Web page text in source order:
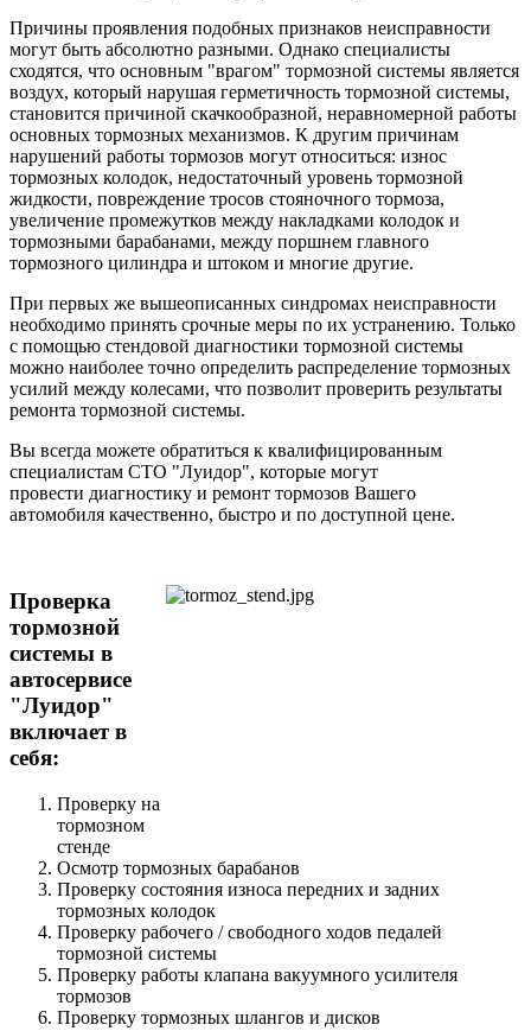
Причины проявления подобных признаков неисправности
могут быть абсолютно разными. Однако специалисты
сходятся, что основным "врагом" тормозной системы является
воздух, который нарушая герметичность тормозной системы,
становится причиной скачкообразной, неравномерной работы
основных тормозных механизмов. К другим причинам
нарушений работы тормозов могут относиться: износ
тормозных колодок, недостаточный уровень тормозной
жидкости, повреждение тросов стояночного тормоза,
увеличение промежутков между накладками колодок и
тормозными барабанами, между поршнем главного
тормозного цилиндра и штоком и многие другие.
При первых же вышеописанных синдромах неисправности
необходимо принять срочные меры по их устранению. Только
с помощью стендовой диагностики тормозной системы
можно наиболее точно определить распределение тормозных
усилий между колесами, что позволит проверить результаты
ремонта тормозной системы.
Вы всегда можете обратиться к квалифицированным
специалистам СТО "Луидор", которые могут
провести диагностику и ремонт тормозов Вашего
автомобиля качественно, быстро и по доступной цене.
Проверка
тормозной
системы в
автосервисе
"Луидор"
включает в
себя:
Проверку на
тормозном
стенде
Осмотр тормозных барабанов
Проверку состояния износа передних и задних
тормозных колодок
Проверку рабочего / свободного ходов педалей
тормозной системы
Проверку работы клапана вакуумного усилителя
тормозов
Проверку тормозных шлангов и дисков